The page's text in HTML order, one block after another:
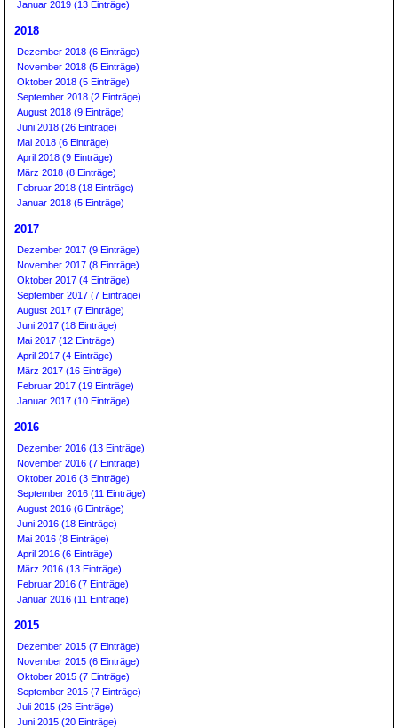
Januar 2019 (13 Einträge)
2018
Dezember 2018 (6 Einträge)
November 2018 (5 Einträge)
Oktober 2018 (5 Einträge)
September 2018 (2 Einträge)
August 2018 (9 Einträge)
Juni 2018 (26 Einträge)
Mai 2018 (6 Einträge)
April 2018 (9 Einträge)
März 2018 (8 Einträge)
Februar 2018 (18 Einträge)
Januar 2018 (5 Einträge)
2017
Dezember 2017 (9 Einträge)
November 2017 (8 Einträge)
Oktober 2017 (4 Einträge)
September 2017 (7 Einträge)
August 2017 (7 Einträge)
Juni 2017 (18 Einträge)
Mai 2017 (12 Einträge)
April 2017 (4 Einträge)
März 2017 (16 Einträge)
Februar 2017 (19 Einträge)
Januar 2017 (10 Einträge)
2016
Dezember 2016 (13 Einträge)
November 2016 (7 Einträge)
Oktober 2016 (3 Einträge)
September 2016 (11 Einträge)
August 2016 (6 Einträge)
Juni 2016 (18 Einträge)
Mai 2016 (8 Einträge)
April 2016 (6 Einträge)
März 2016 (13 Einträge)
Februar 2016 (7 Einträge)
Januar 2016 (11 Einträge)
2015
Dezember 2015 (7 Einträge)
November 2015 (6 Einträge)
Oktober 2015 (7 Einträge)
September 2015 (7 Einträge)
Juli 2015 (26 Einträge)
Juni 2015 (20 Einträge)